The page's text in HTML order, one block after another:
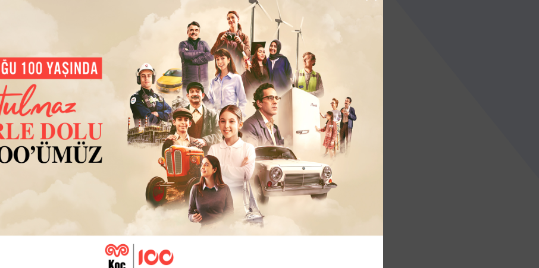
bir örnek üzerinden yapabiliriz. KDV hariç tutarının 5.000 TL, KDV oranının
organizasyon hizmeti verildiğini düşünelim. Organizasyon hizmetlerinde tevkifat
taraflar KDV’yi yarı yarıya öder. Hesaplama ise şöyle olur:
TL
5.900 TL
5/10
oranı (%): 18 x 0,5 = 9
(kesinti): 450 TL
fatura tutarı: 5.450 TL
İşlemler Nelerdir?
faturayı sadece ilgili mevzuatlarda belirlenen ürün ve hizmetler söz konusuysa
Değer Vergisi Genel Uygulama Tebliği’ne göre tevkifat uygulanabilecek
hizmetleri
ve organizasyon hizmetleri